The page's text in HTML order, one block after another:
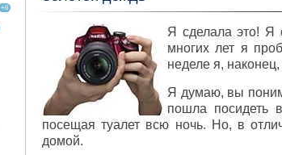
+6
Я сделала это! Я
многих лет я
неделе я, наконец,
Я думаю, вы
пошла посидеть
посещая туалет всю ночь. Но, в
домой.